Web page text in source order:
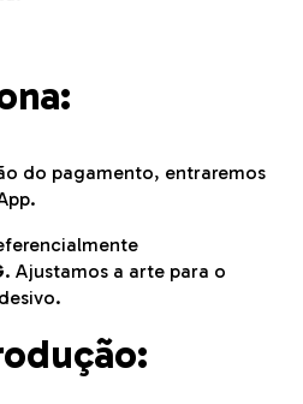
do pagamento, entraremos
. Ajustamos a arte para o